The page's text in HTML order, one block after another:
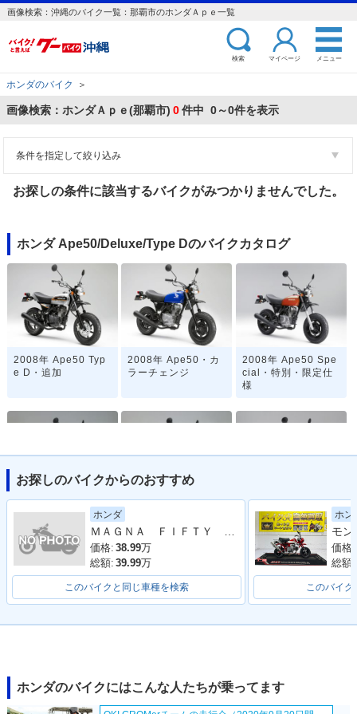
画像検索：沖縄のバイク一覧：那覇市のホンダＡｐｅ一覧
検索 マイページ メニュー
ホンダのバイク ＞
画像検索：ホンダＡｐｅ(那覇市) 0件中 0～0件を表示
条件を指定して絞り込み
お探しの条件に該当するバイクがみつかりませんでした。
ホンダ Ape50/Deluxe/Type Dのバイクカタログ
2008年 Ape50 Typ
e D・追加
2008年 Ape50・カ
ラーチェンジ
2008年 Ape50 Spe
cial・特別・限定仕
様
2007年 Ape50 Del
uxe・マイナーチェ
ンジ
2006年 Ape50 Del
uxe・カラーチェン
お探しのバイクからのおすすめ
ホンダ
ＭＡＧＮＡ ＦＩＦＴＹ ２００１年モデル 純正車両
価格: 38.99万
総額: 39.99万
このバイクと同じ車種を検索
ホン
価格:
総額:
このバイク
ホンダのバイクにはこんな人たちが乗ってます